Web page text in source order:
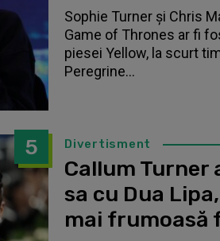
Sophie Turner și Chris
Game of Thrones ar fi
piesei Yellow, la scurt
Peregrine...
5 Divertisment
Callum Turner
sa cu Dua
mai frumoasă